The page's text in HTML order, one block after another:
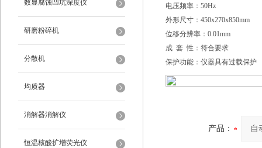
数显腐蚀凹坑深度仪
研磨粉碎机
分散机
均质器
消解器消解仪
恒温核酸扩增荧光仪
电压频率：50Hz
外形尺寸：450x270x850mm
位移分辨率：0.01mm
成 套 性：符合要求
保护功能：仪器具有过载保护
产品：